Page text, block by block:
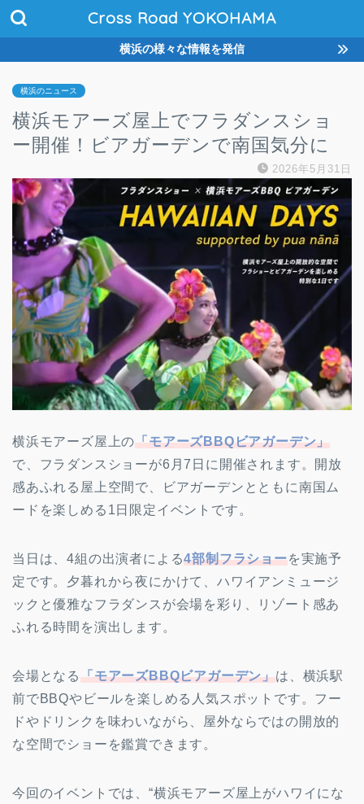
Cross Road YOKOHAMA
横浜の様々な情報を発信
横浜のニュース
横浜モアーズ屋上でフラダンスショ
ー開催！ビアガーデンで南国気分に
2026年5月31日
横浜モアーズ屋上の 「モアーズBBQビアガーデン」
で、フラダンスショーが6月7日に開催されます。開放
感あふれる屋上空間で、ビアガーデンとともに南国ム
ードを楽しめる1日限定イベントです。
当日は、4組の出演者による4部制フラショーを実施予
定です。夕暮れから夜にかけて、ハワイアンミュージ
ックと優雅なフラダンスが会場を彩り、リゾート感あ
ふれる時間を演出します。
会場となる 「モアーズBBQビアガーデン」 は、横浜駅
前でBBQやビールを楽しめる人気スポットです。フー
ドやドリンクを味わいながら、屋外ならではの開放的
な空間でショーを鑑賞できます。
今回のイベントでは、“横浜モアーズ屋上がハワイにな